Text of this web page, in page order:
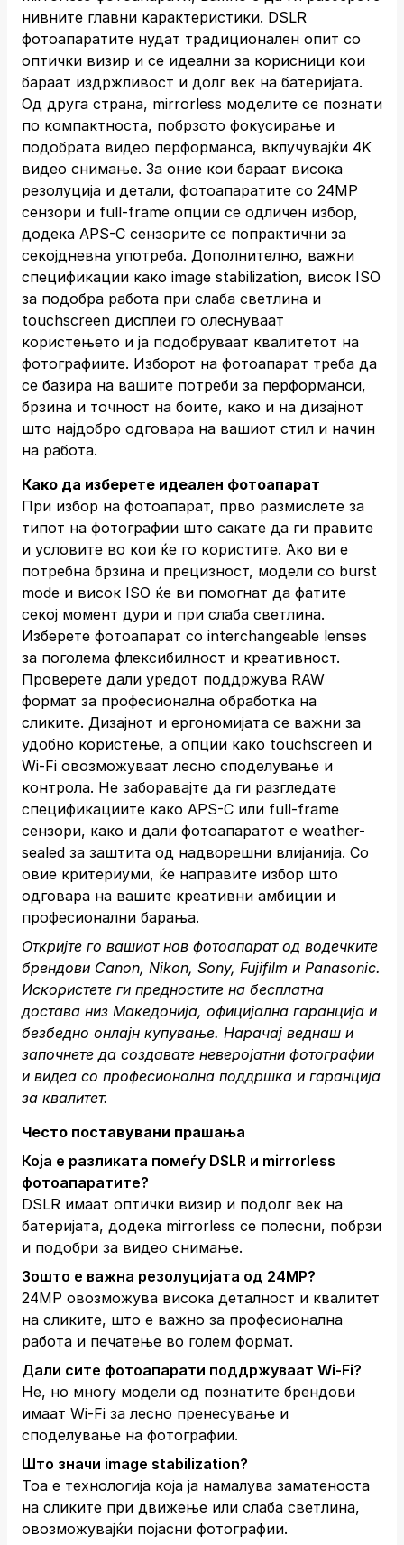
нивните главни карактеристики. DSLR
фотоапаратите нудат традиционален опит со
оптички визир и се идеални за корисници кои
бараат издржливост и долг век на батеријата.
Од друга страна, mirrorless моделите се познати
по компактноста, побрзото фокусирање и
подобрата видео перформанса, вклучувајќи 4K
видео снимање. За оние кои бараат висока
резолуција и детали, фотоапаратите со 24MP
сензори и full-frame опции се одличен избор,
додека APS-C сензорите се попрактични за
секојдневна употреба. Дополнително, важни
спецификации како image stabilization, висок ISO
за подобра работа при слаба светлина и
touchscreen дисплеи го олеснуваат
користењето и ја подобруваат квалитетот на
фотографиите. Изборот на фотоапарат треба да
се базира на вашите потреби за перформанси,
брзина и точност на боите, како и на дизајнот
што најдобро одговара на вашиот стил и начин
на работа.
Како да изберете идеален фотоапарат
При избор на фотоапарат, прво размислете за
типот на фотографии што сакате да ги правите
и условите во кои ќе го користите. Ако ви е
потребна брзина и прецизност, модели со burst
mode и висок ISO ќе ви помогнат да фатите
секој момент дури и при слаба светлина.
Изберете фотоапарат со interchangeable lenses
за поголема флексибилност и креативност.
Проверете дали уредот поддржува RAW
формат за професионална обработка на
сликите. Дизајнот и ергономијата се важни за
удобно користење, а опции како touchscreen и
Wi-Fi овозможуваат лесно споделување и
контрола. Не заборавајте да ги разгледате
спецификациите како APS-C или full-frame
сензори, како и дали фотоапаратот е weather-
sealed за заштита од надворешни влијанија. Со
овие критериуми, ќе направите избор што
одговара на вашите креативни амбиции и
професионални барања.
Откријте го вашиот нов фотоапарат од водечките
брендови Canon, Nikon, Sony, Fujifilm и Panasonic.
Искористете ги предностите на бесплатна
достава низ Македонија, официјална гаранција и
безбедно онлајн купување. Нарачај веднаш и
започнете да создавате неверојатни фотографии
и видеа со професионална поддршка и гаранција
за квалитет.
Често поставувани прашања
Која е разликата помеѓу DSLR и mirrorless
фотоапаратите?
DSLR имаат оптички визир и подолг век на
батеријата, додека mirrorless се полесни, побрзи
и подобри за видео снимање.
Зошто е важна резолуцијата од 24MP?
24MP овозможува висока деталност и квалитет
на сликите, што е важно за професионална
работа и печатење во голем формат.
Дали сите фотоапарати поддржуваат Wi-Fi?
Не, но многу модели од познатите брендови
имаат Wi-Fi за лесно пренесување и
споделување на фотографии.
Што значи image stabilization?
Тоа е технологија која ја намалува заматеноста
на сликите при движење или слаба светлина,
овозможувајќи појасни фотографии.